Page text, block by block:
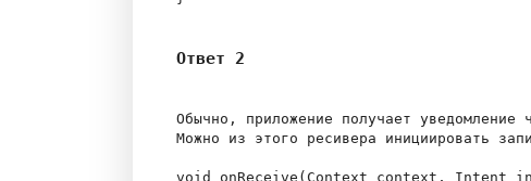
Ответ 2
Обычно, приложение получает
Можно из этого ресивера инициировать
void onReceive(Context context, Intent